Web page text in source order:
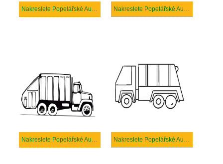
Nakreslete Popelářské Auto pro děti Nakreslete Popelářské Auto prostý tisknutelné
Nakreslete Popelářské Auto prostý Nakreslete Popelářské Auto snadný tisknutelné